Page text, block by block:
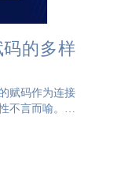
的多样
赋码作为连接
不言而喻。但
现出多样化的